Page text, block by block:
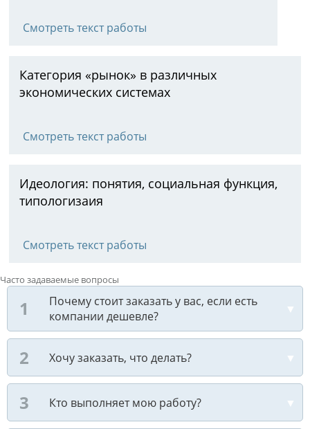
Смотреть текст работы
Категория «рынок» в различных
экономических системах
Смотреть текст работы
Идеология: понятия, социальная функция,
типологизаия
Смотреть текст работы
Часто задаваемые вопросы
Почему стоит заказать у вас, если есть
компании дешевле?
Хочу заказать, что делать?
Кто выполняет мою работу?